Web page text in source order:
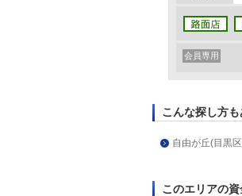
会員専用
こんな探し方も
自由が丘(目黒
このエリアの